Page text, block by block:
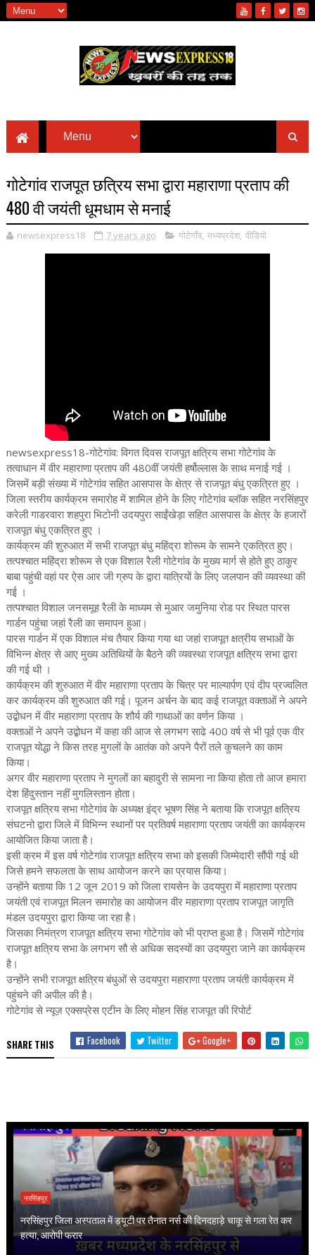
गोटेगांव राजपूत छत्रिय सभा द्वारा महाराणा प्रताप की
480 वी जयंती धूमधाम से मनाई
newsexpress18 7 years ago गोटेगाँव, मध्यप्रदेश, वीडियो
newsexpress18-गोटेगांव: विगत दिवस राजपूत क्षत्रिय सभा गोटेगांव के
तत्वाधान में वीर महाराणा प्रताप की 480वीं जयंती हर्षोल्लास के साथ मनाई गई ।
जिसमें बड़ी संख्या में गोटेगांव सहित आसपास के क्षेत्र से राजपूत बंधु एकत्रित हुए ।
जिला स्तरीय कार्यक्रम समारोह में शामिल होने के लिए गोटेगांव ब्लॉक सहित नरसिंहपुर
करेली गाडरवारा शहपुरा भिटोनी उदयपुरा साईंखेड़ा सहित आसपास के क्षेत्र के हजारों
राजपूत बंधु एकत्रित हुए ।
कार्यक्रम की शुरुआत में सभी राजपूत बंधु महिंद्रा शोरूम के सामने एकत्रित हुए।
तत्पश्चात महिंद्रा शोरूम से एक विशाल रैली गोटेगांव के मुख्य मार्ग से होते हुए ठाकुर
बाबा पहुंची वहां पर ऐस आर जी ग्रुप के द्वारा यात्रियों के लिए जलपान की व्यवस्था की
गई ।
तत्पश्चात विशाल जनसमूह रैली के माध्यम से मुआर जमुनिया रोड पर स्थित पारस
गार्डन पहुंचा जहां रैली का समापन हुआ।
पारस गार्डन में एक विशाल मंच तैयार किया गया था जहां राजपूत क्षत्रीय सभाओं के
विभिन्न क्षेत्र से आए मुख्य अतिथियों के बैठने की व्यवस्था राजपूत क्षत्रिय सभा द्वारा
की गई थी ।
कार्यक्रम की शुरुआत में वीर महाराणा प्रताप के चित्र पर माल्यार्पण एवं दीप प्रज्वलित
कर कार्यक्रम की शुरुआत की गई। पूजन अर्चन के बाद कई राजपूत वक्ताओं ने अपने
उद्बोधन में वीर महाराणा प्रताप के शौर्य की गाथाओं का वर्णन किया ।
वक्ताओं ने अपने उद्बोधन में कहा की आज से लगभग साढे 400 वर्ष से भी पूर्व एक वीर
राजपूत योद्धा ने किस तरह मुगलों के आतंक को अपने पैरों तले कुचलने का काम
किया।
अगर वीर महाराणा प्रताप ने मुगलों का बहादुरी से सामना ना किया होता तो आज हमारा
देश हिंदुस्तान नहीं मुगलिस्तान होता।
राजपूत क्षत्रिय सभा गोटेगांव के अध्यक्ष इंद्र भूषण सिंह ने बताया कि राजपूत क्षत्रिय
संघटनो द्वारा जिले में विभिन्न स्थानों पर प्रतिवर्ष महाराणा प्रताप जयंती का कार्यक्रम
आयोजित किया जाता है।
इसी क्रम में इस वर्ष गोटेगांव राजपूत क्षत्रिय सभा को इसकी जिम्मेदारी सौंपी गई थी
जिसे हमने सफलता के साथ आयोजन करने का प्रयास किया।
उन्होंने बताया कि 12 जून 2019 को जिला रायसेन के उदयपुरा में महाराणा प्रताप
जयंती एवं राजपूत मिलन समारोह का आयोजन वीर महाराणा प्रताप राजपूत जागृति
मंडल उदयपुरा द्वारा किया जा रहा है।
जिसका निमंत्रण राजपूत क्षत्रिय सभा गोटेगांव को भी प्राप्त हुआ है। जिसमें गोटेगांव
राजपूत क्षत्रिय सभा के लगभग सौ से अधिक सदस्यों का उदयपुरा जाने का कार्यक्रम
है।
उन्होंने सभी राजपूत क्षत्रिय बंधुओं से उदयपुरा महाराणा प्रताप जयंती कार्यक्रम में
पहुंचने की अपील की है।
गोटेगांव से न्यूज़ एक्सप्रेस एटीन के लिए मोहन सिंह राजपूत की रिपोर्ट
SHARE THIS Facebook Twitter Google+
नरसिंहपुर
नरसिंहपुर जिला अस्पताल में ड्यूटी पर तैनात नर्स की दिनदहाड़े चाकू से गला रेत कर
हत्या, आरोपी फरार